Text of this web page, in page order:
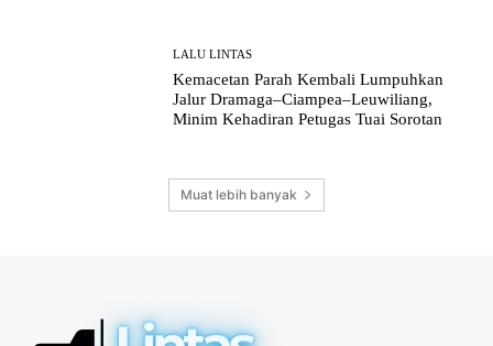
LALU LINTAS
Kemacetan Parah Kembali Lumpuhkan
Jalur Dramaga–Ciampea–Leuwiliang,
Minim Kehadiran Petugas Tuai Sorotan
Muat lebih banyak